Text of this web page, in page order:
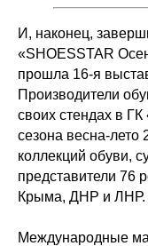
И, наконец,
«SHOESSTAR
прошла 16-я
Производители
своих стендах в
сезона весна-лето
коллекций обуви,
представители 76
Крыма, ДНР и ЛНР.
Международные